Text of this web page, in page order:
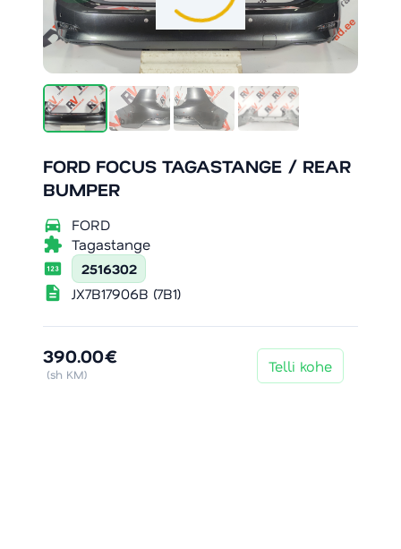
FORD FOCUS TAGASTANGE / REAR
BUMPER
directions_car FORD
extension Tagastange
pin 2516302
description JX7B17906B (7B1)
390.00€
(sh KM) Telli kohe